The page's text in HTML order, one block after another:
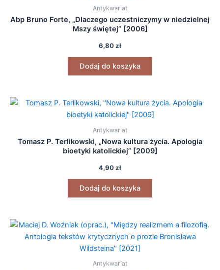
Antykwariat
Abp Bruno Forte, „Dlaczego uczestniczymy w niedzielnej
Mszy świętej” [2006]
6,80zł
Dodaj do koszyka
Antykwariat
Tomasz P. Terlikowski, „Nowa kultura życia. Apologia
bioetyki katolickiej” [2009]
4,90zł
Dodaj do koszyka
Antykwariat